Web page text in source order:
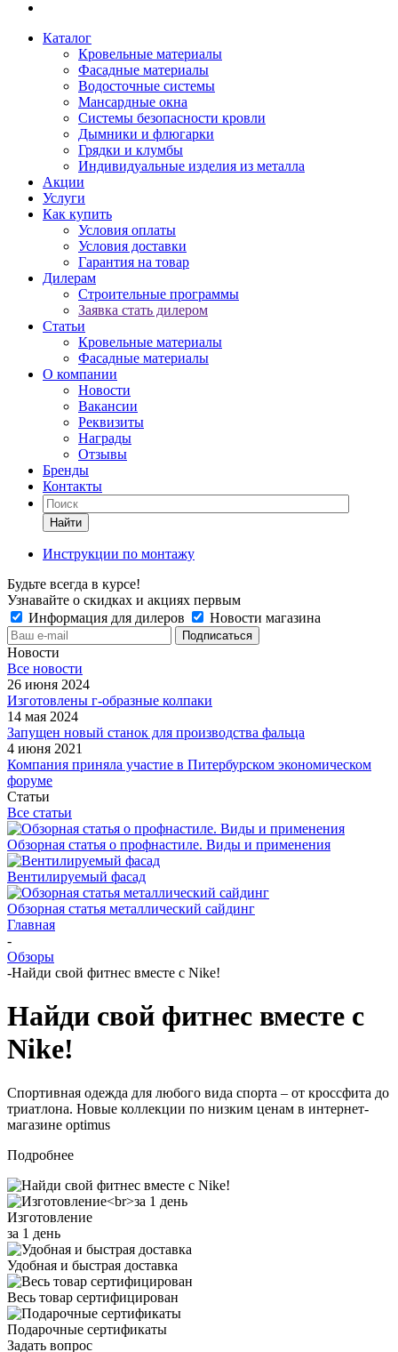
Каталог
Кровельные материалы
Фасадные материалы
Водосточные системы
Мансардные окна
Системы безопасности кровли
Дымники и флюгарки
Грядки и клумбы
Индивидуальные изделия из металла
Акции
Услуги
Как купить
Условия оплаты
Условия доставки
Гарантия на товар
Дилерам
Строительные программы
Заявка стать дилером
Статьи
Кровельные материалы
Фасадные материалы
О компании
Новости
Вакансии
Реквизиты
Награды
Отзывы
Бренды
Контакты
Найти
Инструкции по монтажу
Будьте всегда в курсе!
Узнавайте о скидках и акциях первым
Информация для дилеров
Новости магазина
Новости
Все новости
26 июня 2024
Изготовлены г-образные колпаки
14 мая 2024
Запущен новый станок для производства фальца
4 июня 2021
Компания приняла участие в Питербурском экономическом
форуме
Статьи
Все статьи
Обзорная статья о профнастиле. Виды и применения
Вентилируемый фасад
Обзорная статья металлический сайдинг
Главная
-
Обзоры
-Найди свой фитнес вместе с Nike!
Найди свой фитнес вместе с
Nike!
Спортивная одежда для любого вида спорта – от кроссфита до
триатлона. Новые коллекции по низким ценам в интернет-
магазине optimus
Подробнее
Изготовление
за 1 день
Удобная и быстрая доставка
Весь товар сертифицирован
Подарочные сертификаты
Задать вопрос